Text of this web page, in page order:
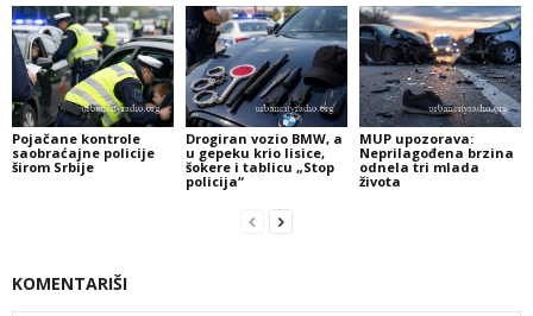
Pojačane kontrole
saobraćajne policije
širom Srbije
Drogiran vozio BMW, a
u gepeku krio lisice,
šokere i tablicu „Stop
policija“
MUP upozorava:
Neprilagođena brzina
odnela tri mlada
života
KOMENTARIŠI